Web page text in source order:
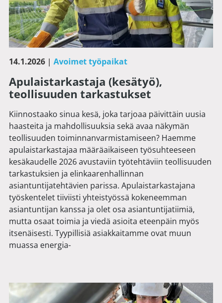
14.1.2026 | Avoimet työpaikat
Apulaistarkastaja (kesätyö),
teollisuuden tarkastukset
Kiinnostaako sinua kesä, joka tarjoaa päivittäin uusia
haasteita ja mahdollisuuksia sekä avaa näkymän
teollisuuden toiminnanvarmistamiseen? Haemme
apulaistarkastajaa määräaikaiseen työsuhteeseen
kesäkaudelle 2026 avustaviin työtehtäviin teollisuuden
tarkastuksien ja elinkaarenhallinnan
asiantuntijatehtävien parissa. Apulaistarkastajana
työskentelet tiiviisti yhteistyössä kokeneemman
asiantuntijan kanssa ja olet osa asiantuntijatiimiä,
mutta osaat toimia ja viedä asioita eteenpäin myös
itsenäisesti. Tyypillisiä asiakkaitamme ovat muun
muassa energia-